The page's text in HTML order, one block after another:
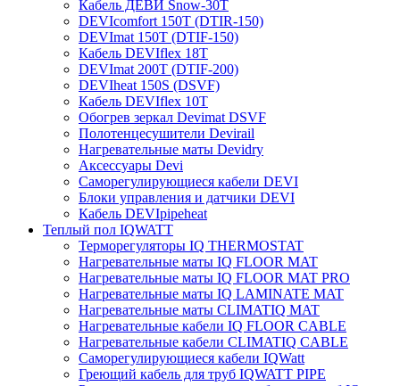
Кабель ДЕВИ Snow-30T
DEVIcomfort 150T (DTIR-150)
DEVImat 150T (DTIF-150)
Кабель DEVIflex 18T
DEVImat 200T (DTIF-200)
DEVIheat 150S (DSVF)
Кабель DEVIflex 10T
Обогрев зеркал Devimat DSVF
Полотенцесушители Devirail
Нагревательные маты Devidry
Аксессуары Devi
Саморегулирующиеся кабели DEVI
Блоки управления и датчики DEVI
Кабель DEVIpipeheat
Теплый пол IQWATT
Терморегуляторы IQ THERMOSTAT
Нагревательные маты IQ FLOOR MAT
Нагревательные маты IQ FLOOR MAT PRO
Нагревательные маты IQ LAMINATE MAT
Нагревательные маты CLIMATIQ MAT
Нагревательные кабели IQ FLOOR CABLE
Нагревательные кабели CLIMATIQ CABLE
Саморегулирующиеся кабели IQWatt
Греющий кабель для труб IQWATT PIPE